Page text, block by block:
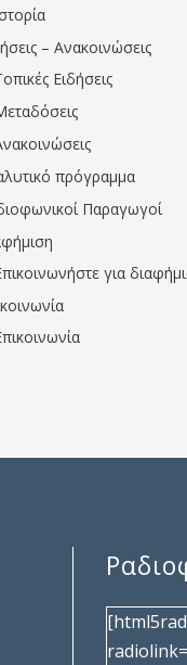
– Ανακοινώσεις
Ειδήσεις
πρόγραμμα
Παραγωγοί
για